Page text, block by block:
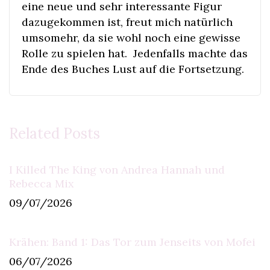
eine neue und sehr interessante Figur
dazugekommen ist, freut mich natürlich
umsomehr, da sie wohl noch eine gewisse
Rolle zu spielen hat. Jedenfalls machte das
Ende des Buches Lust auf die Fortsetzung.
Related Posts
I Killed The King von Andrea Hannah und
Rebecca Mix
09/07/2026
Krähen: Band 1: Das Tor zum Jenseits von Mofei
06/07/2026